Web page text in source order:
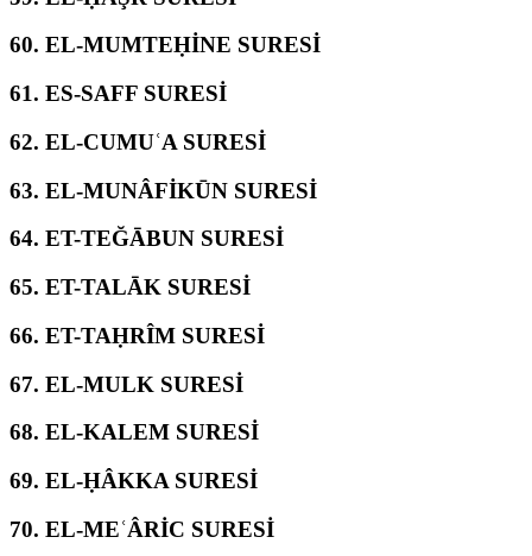
60. EL-MUMTEḤİNE SURESİ
61. ES-SAFF SURESİ
62. EL-CUMUʿA SURESİ
63. EL-MUNÂFİKŪN SURESİ
64. ET-TEĞĀBUN SURESİ
65. ET-TALĀK SURESİ
66. ET-TAḤRÎM SURESİ
67. EL-MULK SURESİ
68. EL-KALEM SURESİ
69. EL-ḤÂKKA SURESİ
70. EL-MEʿÂRİC SURESİ